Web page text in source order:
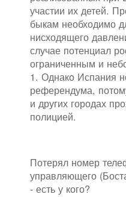
участии их детей.
быкам необходимо
нисходящего
случае потенциал
ограниченным и
1. Однако Испания
референдума,
и других городах
полицией.
Потерял номер
управляющего
- есть у кого?